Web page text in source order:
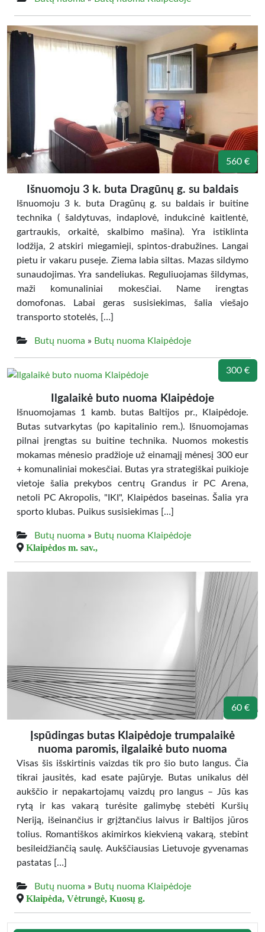
560 €
Išnuomoju 3 k. buta Dragūnų g. su baldais
Išnuomoju 3 k. buta Dragūnų g. su baldais ir buitine
technika ( šaldytuvas, indaplovė, indukcinė kaitlentė,
gartraukis, orkaitė, skalbimo mašina). Yra istiklinta
lodžija, 2 atskiri miegamieji, spintos-drabužines. Langai
pietu ir vakaru puseje. Ziema labia siltas. Mazas sildymo
sunaudojimas. Yra sandeliukas. Reguliuojamas šildymas,
maži komunaliniai mokesčiai. Name irengtas
domofonas. Labai geras susisiekimas, šalia viešajo
transporto stotelės, […]
Butų nuoma » Butų nuoma Klaipėdoje
300 €
Ilgalaikė buto nuoma Klaipėdoje
Išnuomojamas 1 kamb. butas Baltijos pr., Klaipėdoje.
Butas sutvarkytas (po kapitalinio rem.). Išnuomojamas
pilnai įrengtas su buitine technika. Nuomos mokestis
mokamas mėnesio pradžioje už einamąjį mėnesį 300 eur
+ komunaliniai mokesčiai. Butas yra strategiškai puikioje
vietoje šalia prekybos centrų Grandus ir PC Arena,
netoli PC Akropolis, "IKI", Klaipėdos baseinas. Šalia yra
sporto klubas. Puikus susisiekimas […]
Butų nuoma » Butų nuoma Klaipėdoje
Klaipėdos m. sav.,
60 €
Įspūdingas butas Klaipėdoje trumpalaikė
nuoma paromis, ilgalaikė buto nuoma
Visas šis išskirtinis vaizdas tik pro šio buto langus. Čia
tikrai jausitės, kad esate pajūryje. Butas unikalus dėl
aukščio ir nepakartojamų vaizdų pro langus – Jūs kas
rytą ir kas vakarą turėsite galimybę stebėti Kuršių
Neriją, išeinančius ir grįžtančius laivus ir Baltijos jūros
tolius. Romantiškos akimirkos kiekvieną vakarą, stebint
besileidžiančią saulę. Aukščiausias Lietuvoje gyvenamas
pastatas […]
Butų nuoma » Butų nuoma Klaipėdoje
Klaipėda, Vėtrungė, Kuosų g.